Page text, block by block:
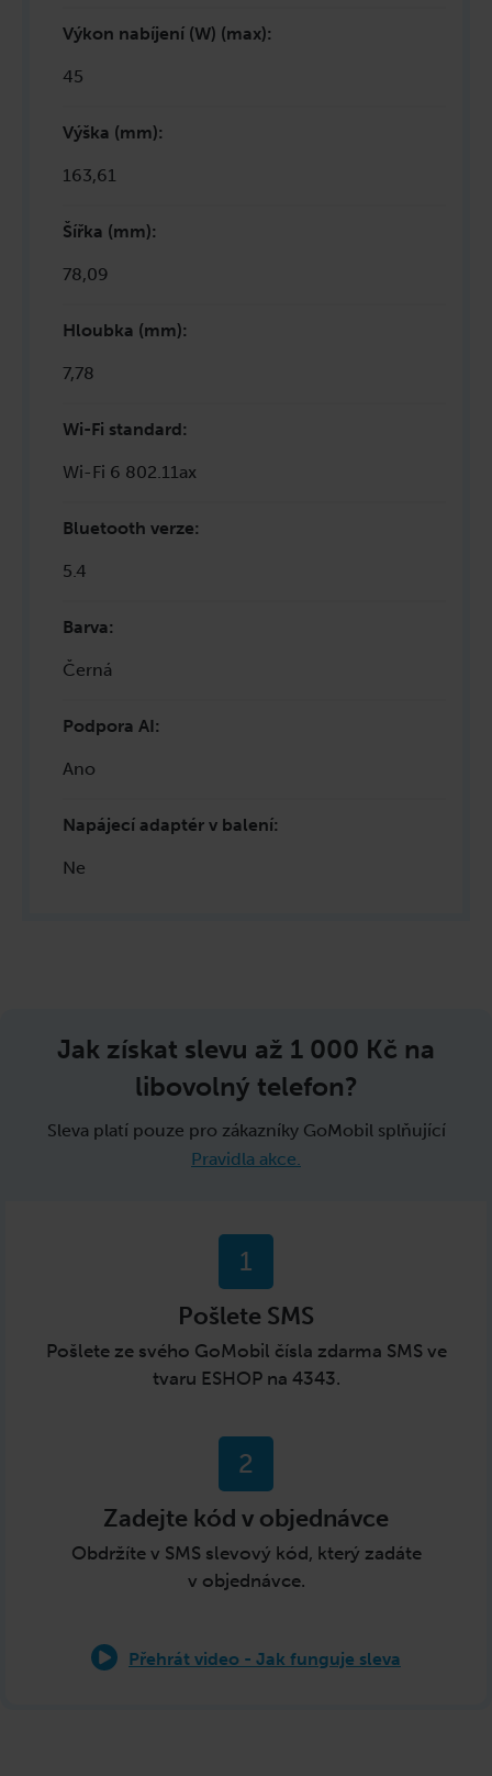
Výkon nabíjení (W) (max):
45
Výška (mm):
163,61
Šířka (mm):
78,09
Hloubka (mm):
7,78
Wi-Fi standard:
Wi-Fi 6 802.11ax
Bluetooth verze:
5.4
Barva:
Černá
Podpora AI:
Ano
Napájecí adaptér v balení:
Ne
Jak získat slevu až 1 000 Kč na
libovolný telefon?
Sleva platí pouze pro zákazníky GoMobil splňující
Pravidla akce.
1
Pošlete SMS
Pošlete ze svého GoMobil čísla zdarma SMS ve
tvaru ESHOP na 4343.
2
Zadejte kód v objednávce
Obdržíte v SMS slevový kód, který zadáte
v objednávce.
Přehrát video - Jak funguje sleva